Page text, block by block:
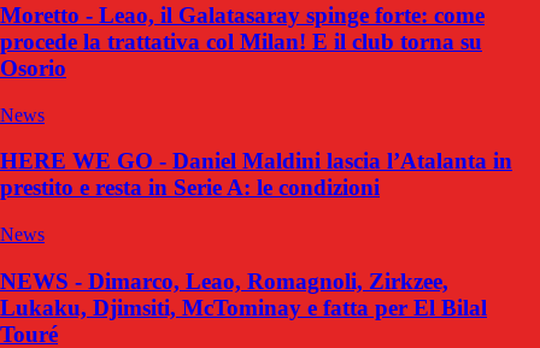
Moretto - Leao, il Galatasaray spinge forte: come
procede la trattativa col Milan! E il club torna su
Osorio
News
HERE WE GO - Daniel Maldini lascia l’Atalanta in
prestito e resta in Serie A: le condizioni
News
NEWS - Dimarco, Leao, Romagnoli, Zirkzee,
Lukaku, Djimsiti, McTominay e fatta per El Bilal
Touré